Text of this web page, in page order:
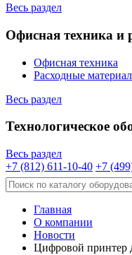
Весь раздел
Офисная техника и
Офисная техника
Расходные
Весь раздел
Технологическое
Весь раздел
+7 (812) 611-10-40 +7
Главная
О компании
Новости
Цифровой принтер